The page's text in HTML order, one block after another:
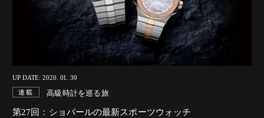
UP DATE: 2020. 01. 30
連載 高級時計を巡る旅
第27回：ショパールの最新スポーツウォッチ